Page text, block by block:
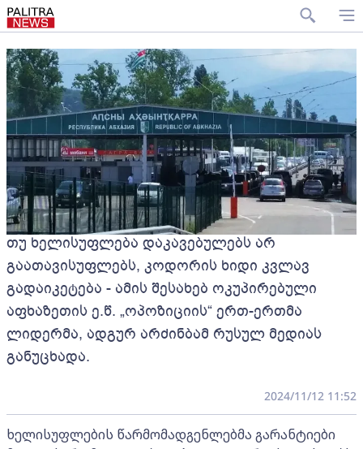
თუ ხელისუფლება დაკავებულებს არ
გაათავისუფლებს, კოდორის ხიდი კვლავ
გადაიკეტება - ამის შესახებ ოკუპირებული
აფხაზეთის ე.წ. „ოპოზიციის“ ერთ-ერთმა
ლიდერმა, ადგურ არძინბამ რუსულ მედიას
განუცხადა.
2024/11/12 11:52
ხელისუფლების წარმომადგენლებმა გარანტიები